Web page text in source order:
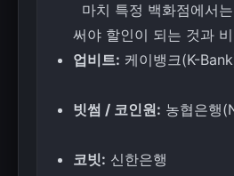
마치 특정 백화점에서
써야 할인이 되는 것과
업비트: 케이뱅크(K-
빗썸 / 코인원: 농협은행
코빗: 신한은행